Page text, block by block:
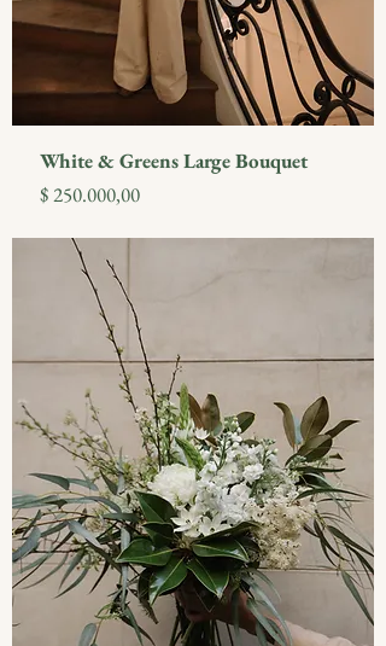
White & Greens Large Bouquet
Precio
$ 250.000,00